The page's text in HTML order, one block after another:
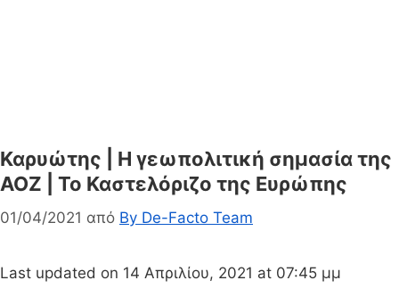
Καρυώτης | Η γεωπολιτική σημασία της
ΑΟΖ | Το Καστελόριζο της Ευρώπης
01/04/2021 από By De-Facto Team
Last updated on 14 Απριλίου, 2021 at 07:45 μμ